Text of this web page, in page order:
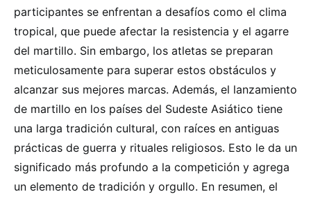
participantes se enfrentan a desafíos como el clima
tropical, que puede afectar la resistencia y el agarre
del martillo. Sin embargo, los atletas se preparan
meticulosamente para superar estos obstáculos y
alcanzar sus mejores marcas. Además, el lanzamiento
de martillo en los países del Sudeste Asiático tiene
una larga tradición cultural, con raíces en antiguas
prácticas de guerra y rituales religiosos. Esto le da un
significado más profundo a la competición y agrega
un elemento de tradición y orgullo. En resumen, el